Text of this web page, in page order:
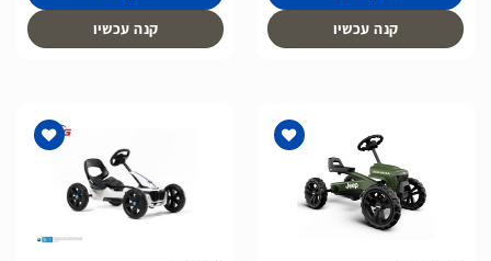
קנה עכשיו
קנה עכשיו
המשאלות